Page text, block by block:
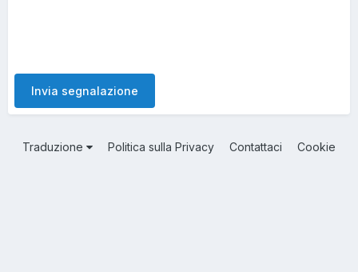
Invia segnalazione
Traduzione Politica sulla Privacy Contattaci Cookie